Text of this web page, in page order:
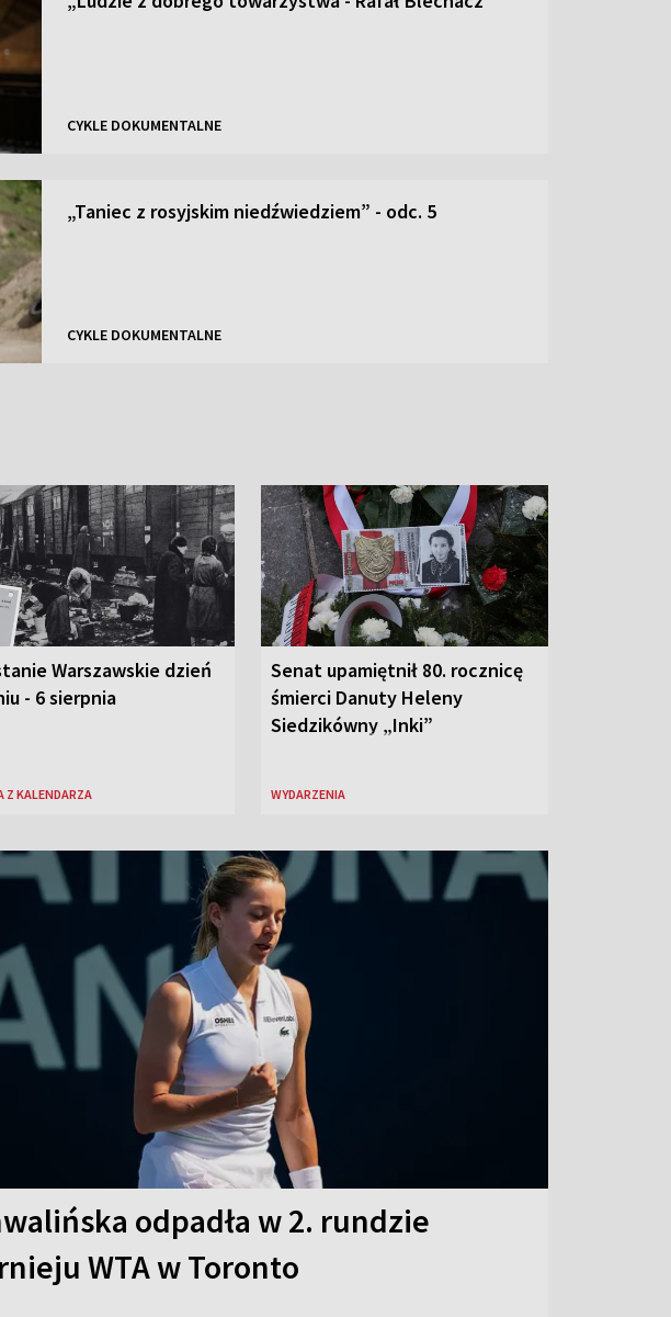
CYKLE DOKUMENTALNE
„Taniec z rosyjskim niedźwiedziem” - odc. 5
CYKLE DOKUMENTALNE
Warszawskie dzień
- 6 sierpnia
Z KALENDARZA
Senat upamiętnił 80. rocznicę
śmierci Danuty Heleny
Siedzikówny „Inki”
WYDARZENIA
odpadła w 2. rundzie
WTA w Toronto